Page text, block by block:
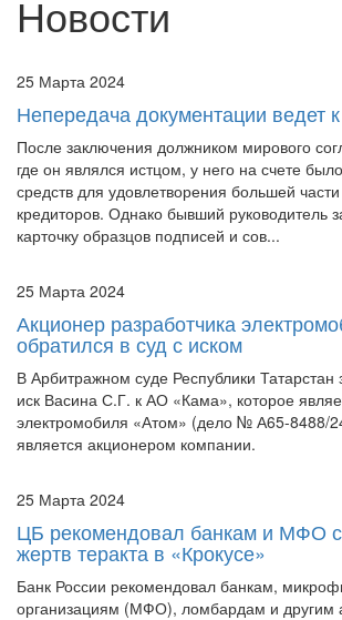
25 Марта 2024
где он являлся истцом, у него на счете
средств для удовлетворения большей
кредиторов. Однако бывший руководитель
карточку образцов подписей и сов...
25 Марта 2024
обратился в суд с иском
В Арбитражном суде Республики Татарстан
иск Васина С.Г. к АО «Кама», которое
электромобиля «Атом» (дело № А65-8488/
является акционером компании.
25 Марта 2024
жертв теракта в «Крокусе»
Банк России рекомендовал банкам,
организациям (МФО), ломбардам и другим
сфере деятельности организациям списать
погибших в результате теракта в «Крокус